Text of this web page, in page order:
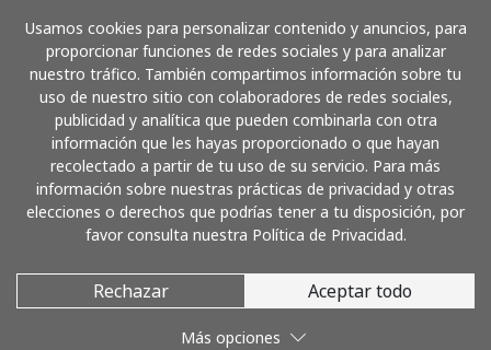
Usamos cookies para personalizar contenido y anuncios, para
proporcionar funciones de redes sociales y para analizar
nuestro tráfico. También compartimos información sobre tu
uso de nuestro sitio con colaboradores de redes sociales,
publicidad y analítica que pueden combinarla con otra
información que les hayas proporcionado o que hayan
recolectado a partir de tu uso de su servicio. Para más
información sobre nuestras prácticas de privacidad y otras
elecciones o derechos que podrías tener a tu disposición, por
favor consulta nuestra Política de Privacidad.
Rechazar Aceptar todo
Más opciones
Cómo funciona
Paga con
© 2026 LlamaColombia